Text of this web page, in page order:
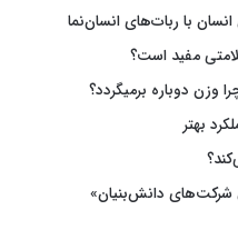
با ربات‌های انسان‌نما
مفید است؟
وزن دوباره برمیگردد؟
بهتر
شرکت‌های دانش‌بنیان»